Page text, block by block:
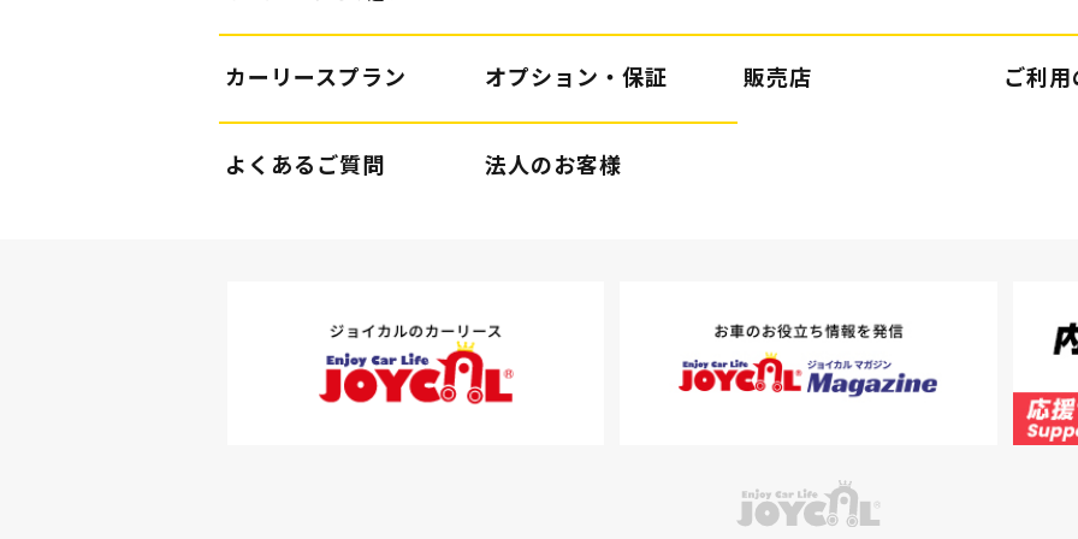
カーリースプラン オプション・保証 販売店 ご利
よくあるご質問 法人のお客様